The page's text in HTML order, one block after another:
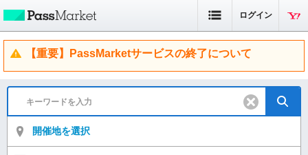
ログイン
【重要】PassMarketサービスの終了について
開催地を選択